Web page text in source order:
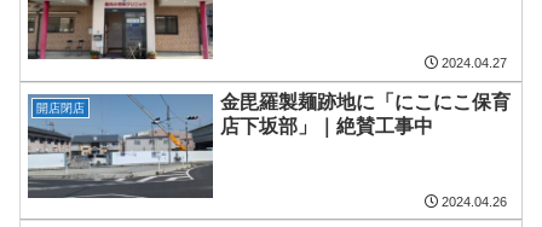
2024.04.27
開店閉店
金毘羅製麺跡地に「にこにこ保育
店下坂部」｜絶賛工事中
2024.04.26